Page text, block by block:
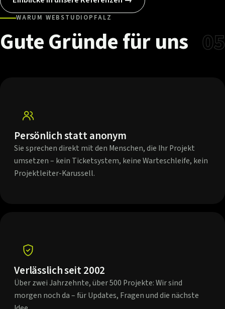
WARUM WEBSTUDIOPFALZ
GuteGründefüruns 05
Persönlich statt anonym
Sie sprechen direkt mit den Menschen, die Ihr Projekt
umsetzen – kein Ticketsystem, keine Warteschleife, kein
Projektleiter-Karussell.
Verlässlich seit 2002
Über zwei Jahrzehnte, über 500 Projekte: Wir sind
morgen noch da – für Updates, Fragen und die nächste